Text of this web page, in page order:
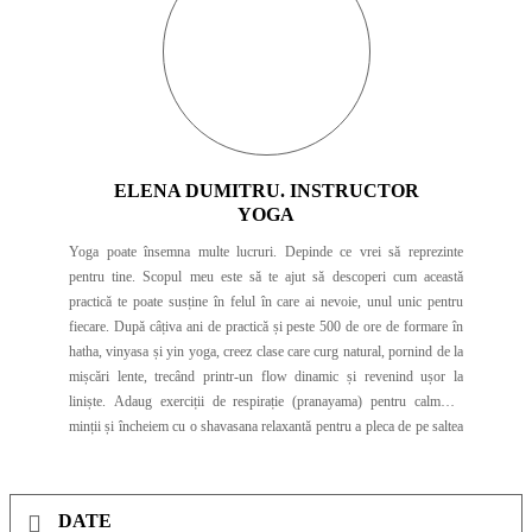
ELENA DUMITRU. INSTRUCTOR
YOGA
Yoga poate însemna multe lucruri. Depinde ce vrei să reprezinte
pentru tine. Scopul meu este să te ajut să descoperi cum această
practică te poate susține în felul în care ai nevoie, unul unic pentru
fiecare. După câțiva ani de practică și peste 500 de ore de formare în
hatha, vinyasa și yin yoga, creez clase care curg natural, pornind de la
mișcări lente, trecând printr-un flow dinamic și revenind ușor la
liniște. Adaug exerciții de respirație (pranayama) pentru calmarea
minții și încheiem cu o shavasana relaxantă pentru a pleca de pe saltea
dar și momente de liniște, și de interiorizare. Hai să ne mișcăm
DATE